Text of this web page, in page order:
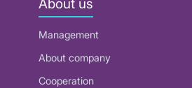
About us
Management
About company
Cooperation